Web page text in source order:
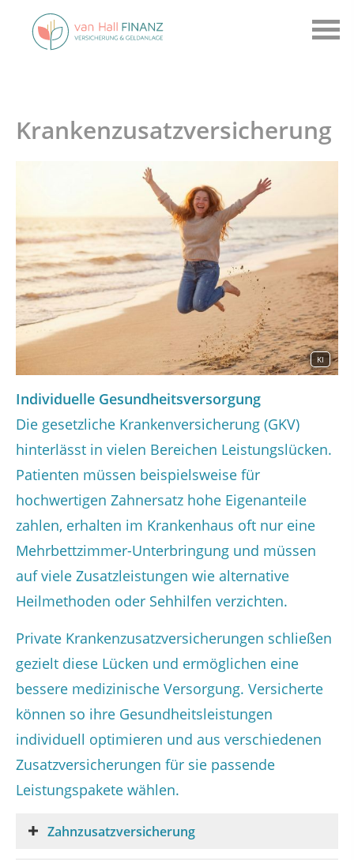
Krankenzusatzversicherung
KI
Individuelle Gesundheitsversorgung
Die gesetzliche Krankenversicherung (GKV)
hinterlässt in vielen Bereichen Leistungslücken.
Patienten müssen beispielsweise für
hochwertigen Zahnersatz hohe Eigenanteile
zahlen, erhalten im Krankenhaus oft nur eine
Mehrbettzimmer-Unterbringung und müssen
auf viele Zusatzleistungen wie alternative
Heilmethoden oder Sehhilfen verzichten.
Private Krankenzusatzversicherungen schließen
gezielt diese Lücken und ermöglichen eine
bessere medizinische Versorgung. Versicherte
können so ihre Gesundheitsleistungen
individuell optimieren und aus verschiedenen
Zusatzversicherungen für sie passende
Leistungspakete wählen.
Zahnzusatzversicherung